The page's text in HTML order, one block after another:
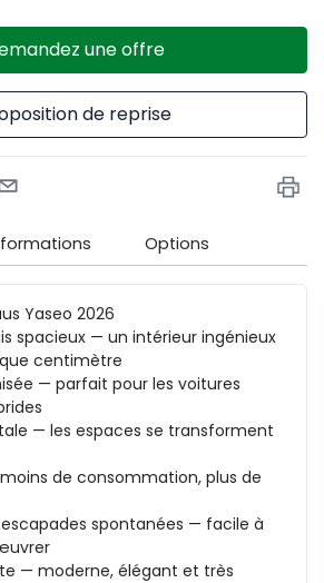
une offre
de reprise
Options
Yaseo 2026
spacieux — un intérieur ingénieux
centimètre
— parfait pour les voitures
— les espaces se transforment
de consommation, plus de
spontanées — facile à
— moderne, élégant et très